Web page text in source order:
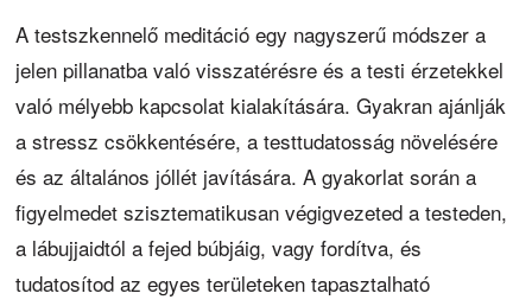
A testszkennelő meditáció egy nagyszerű módszer a
jelen pillanatba való visszatérésre és a testi érzetekkel
való mélyebb kapcsolat kialakítására. Gyakran ajánlják
a stressz csökkentésére, a testtudatosság növelésére
és az általános jóllét javítására. A gyakorlat során a
figyelmedet szisztematikusan végigvezeted a testeden,
a lábujjaidtól a fejed búbjáig, vagy fordítva, és
tudatosítod az egyes területeken tapasztalható